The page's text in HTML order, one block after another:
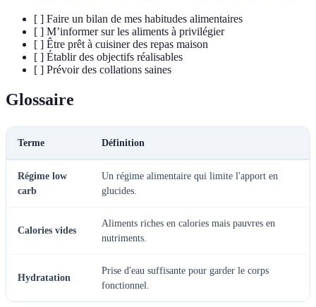
[ ] Faire un bilan de mes habitudes alimentaires
[ ] M’informer sur les aliments à privilégier
[ ] Être prêt à cuisiner des repas maison
[ ] Établir des objectifs réalisables
[ ] Prévoir des collations saines
Glossaire
Terme Définition
Régime low
carb
Un régime alimentaire qui limite l'apport en
glucides.
Calories vides
Aliments riches en calories mais pauvres en
nutriments.
Hydratation
Prise d'eau suffisante pour garder le corps
fonctionnel.